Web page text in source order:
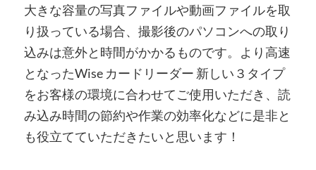
大きな容量の写真ファイルや動画ファイルを取
り扱っている場合、撮影後のパソコンへの取り
込みは意外と時間がかかるものです。より高速
となったWise カードリーダー 新しい３タイプ
をお客様の環境に合わせてご使用いただき、読
み込み時間の節約や作業の効率化などに是非と
も役立てていただきたいと思います！